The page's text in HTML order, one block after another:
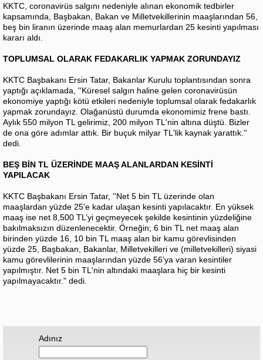
KKTC, coronavirüs salgını nedeniyle alınan ekonomik tedbirler
kapsamında, Başbakan, Bakan ve Milletvekillerinin maaşlarından 56,
beş bin liranın üzerinde maaş alan memurlardan 25 kesinti yapılması
kararı aldı.
TOPLUMSAL OLARAK FEDAKARLIK YAPMAK ZORUNDAYIZ
KKTC Başbakanı Ersin Tatar, Bakanlar Kurulu toplantısından sonra
yaptığı açıklamada, ''Küresel salgın haline gelen coronavirüsün
ekonomiye yaptığı kötü etkileri nedeniyle toplumsal olarak fedakarlık
yapmak zorundayız. Olağanüstü durumda ekonomimiz frene bastı.
Aylık 550 milyon TL gelirimiz, 200 milyon TL'nin altına düştü. Bizler
de ona göre adımlar attık. Bir buçuk milyar TL'lik kaynak yarattık.''
dedi.
BEŞ BİN TL ÜZERİNDE MAAŞ ALANLARDAN KESİNTİ
YAPILACAK
KKTC Başbakanı Ersin Tatar, ''Net 5 bin TL üzerinde olan
maaşlardan yüzde 25'e kadar ulaşan kesinti yapılacaktır. En yüksek
maaş ise net 8,500 TL’yi geçmeyecek şekilde kesintinin yüzdeliğine
bakılmaksızın düzenlenecektir. Örneğin; 6 bin TL net maaş alan
birinden yüzde 16, 10 bin TL maaş alan bir kamu görevlisinden
yüzde 25, Başbakan, Bakanlar, Milletvekilleri ve (milletvekilleri) siyasi
kamu görevlilerinin maaşlarından yüzde 56’ya varan kesintiler
yapılmıştır. Net 5 bin TL'nin altındaki maaşlara hiç bir kesinti
yapılmayacaktır." dedi.
Adınız